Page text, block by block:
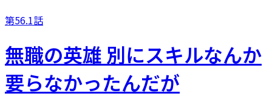
第56.1話
無職の英雄 別にスキルなんか
要らなかったんだが